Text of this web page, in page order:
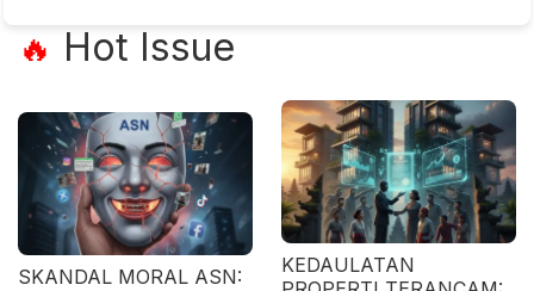
🔥 Hot Issue
SKANDAL MORAL ASN:
KEDAULATAN